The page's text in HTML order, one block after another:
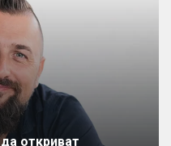
откриват